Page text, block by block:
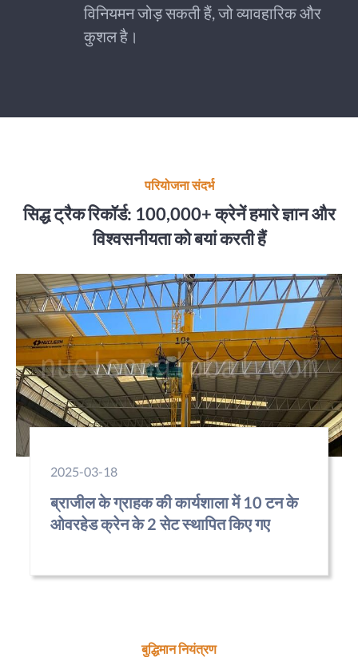
विनियमन जोड़ सकती हैं, जो व्यावहारिक और
कुशल है।
परियोजना संदर्भ
सिद्ध ट्रैक रिकॉर्ड: 100,000+ क्रेनें हमारे ज्ञान और
विश्वसनीयता को बयां करती हैं
2025-03-18
ब्राजील के ग्राहक की कार्यशाला में 10 टन के
ओवरहेड क्रेन के 2 सेट स्थापित किए गए
बुद्धिमान नियंत्रण